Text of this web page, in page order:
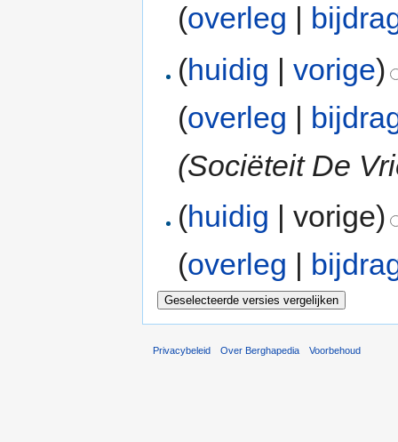
(overleg |
(huidig |vorige)
(overleg |
(Sociëteit De
(huidig | vorige)
(overleg |
Privacybeleid Over Berghapedia Voorbehoud